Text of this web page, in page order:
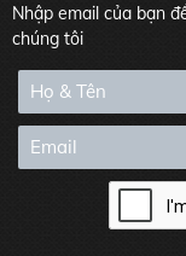
Nhập email của bạn
chúng tôi